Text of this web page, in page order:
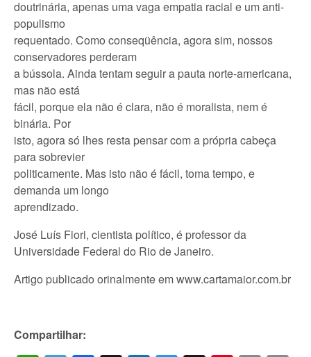
doutrinária, apenas uma vaga empatia racial e um anti-
populismo
requentado. Como conseqüência, agora sim, nossos
conservadores perderam
a bússola. Ainda tentam seguir a pauta norte-americana,
mas não está
fácil, porque ela não é clara, não é moralista, nem é
binária. Por
isto, agora só lhes resta pensar com a própria cabeça
para sobrevier
politicamente. Mas isto não é fácil, toma tempo, e
demanda um longo
aprendizado.
José Luís Fiori, cientista político, é professor da
Universidade Federal do Rio de Janeiro.
Artigo publicado orinalmente em www.cartamaior.com.br
Compartilhar: